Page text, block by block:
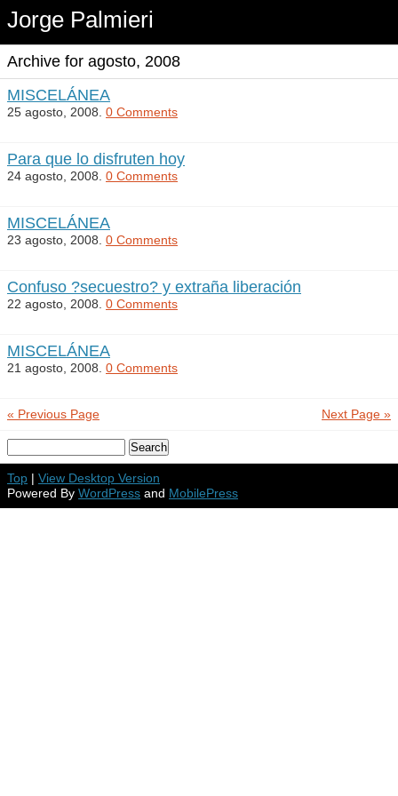
Jorge Palmieri
Archive for agosto, 2008
MISCELÁNEA
25 agosto, 2008. 0 Comments
Para que lo disfruten hoy
24 agosto, 2008. 0 Comments
MISCELÁNEA
23 agosto, 2008. 0 Comments
Confuso ?secuestro? y extraña liberación
22 agosto, 2008. 0 Comments
MISCELÁNEA
21 agosto, 2008. 0 Comments
Next Page »
« Previous Page
Top | View Desktop Version
Powered By WordPress and MobilePress